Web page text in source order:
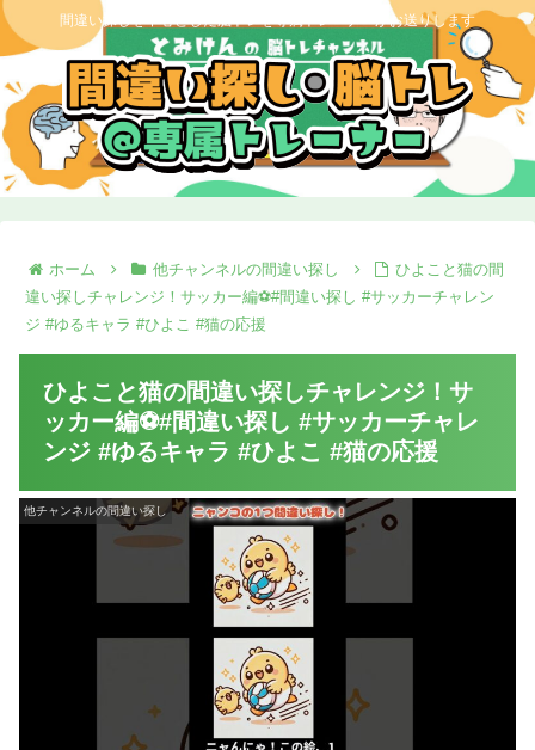
間違い探しを中心とした脳トレを専属トレーナーがお送りします
ホーム 他チャンネルの間違い探し
ひよこと猫の間
違い探しチャレンジ！サッカー編⚽#間違い探し #サッカーチャレン
ジ #ゆるキャラ #ひよこ #猫の応援
ひよこと猫の間違い探しチャレンジ！サ
ッカー編⚽#間違い探し #サッカーチャレ
ンジ #ゆるキャラ #ひよこ #猫の応援
他チャンネルの間違い探し